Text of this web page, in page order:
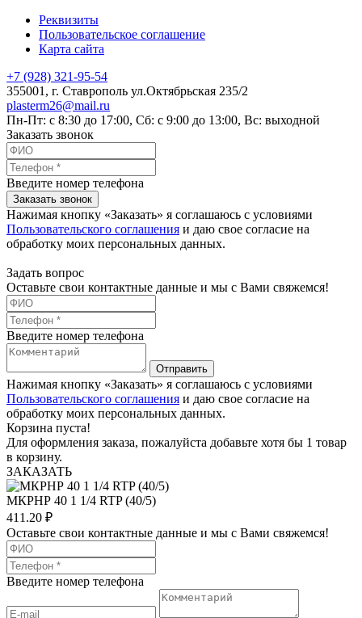
Реквизиты
Пользовательское соглашение
Карта сайта
+7 (928) 321-95-54
355001 , г. Ставрополь ул.Октябрьская 235/2
plasterm26@mail.ru
Пн-Пт: с 8:30 до 17:00, Сб: с 9:00 до 13:00, Вс: выходной
Заказать звонок
Введите номер телефона
Заказать звонок
Нажимая кнопку «Заказать» я соглашаюсь с условиями
Пользовательского соглашения и даю свое согласие на
обработку моих персональных данных.
Задать вопрос
Оставьте свои контактные данные и мы с Вами свяжемся!
Введите номер телефона
Отправить
Нажимая кнопку «Заказать» я соглашаюсь с условиями
Пользовательского соглашения и даю свое согласие на
обработку моих персональных данных.
Корзина пуста!
Для оформления заказа, пожалуйста добавьте хотя бы 1 товар
в корзину.
ЗАКАЗАТЬ
МКРНР 40 1 1/4 RTP (40/5)
411.20 ₽
Оставьте свои контактные данные и мы с Вами свяжемся!
Введите номер телефона